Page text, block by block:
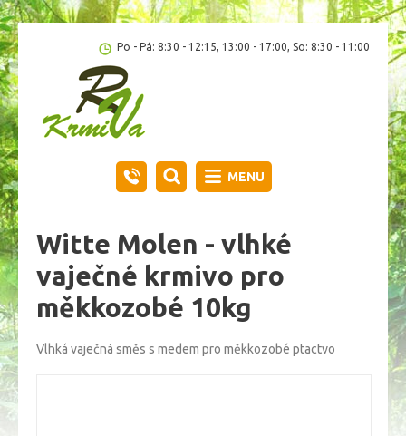
Po - Pá: 8:30 - 12:15, 13:00 - 17:00, So: 8:30 - 11:00
MENU
Witte Molen - vlhké
vaječné krmivo pro
měkkozobé 10kg
Vlhká vaječná směs s medem pro měkkozobé ptactvo